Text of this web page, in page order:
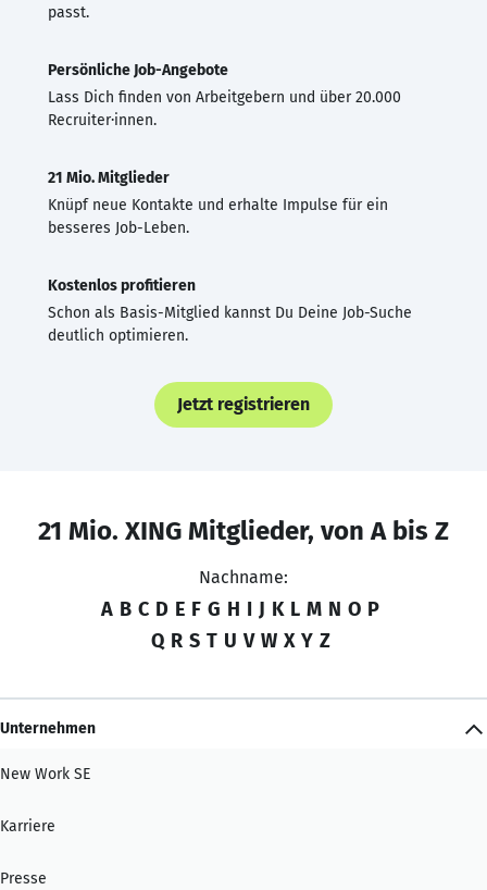
passt.
Persönliche Job-Angebote
Lass Dich finden von Arbeitgebern und über 20.000
Recruiter·innen.
21 Mio. Mitglieder
Knüpf neue Kontakte und erhalte Impulse für ein
besseres Job-Leben.
Kostenlos profitieren
Schon als Basis-Mitglied kannst Du Deine Job-Suche
deutlich optimieren.
Jetzt registrieren
21 Mio. XING Mitglieder, von A bis Z
Nachname:
A B C D E F G H I J K L M N O P
Q R S T U V W X Y Z
Unternehmen
New Work SE
Karriere
Presse